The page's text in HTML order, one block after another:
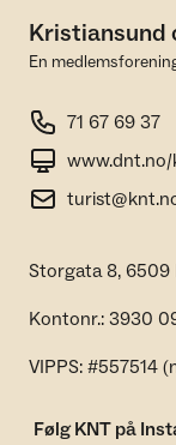
Kristiansund
En
71 67 69 37
Storgata 8, 6509
Kontonr.: 3930
VIPPS: #557514
Følg KNT på